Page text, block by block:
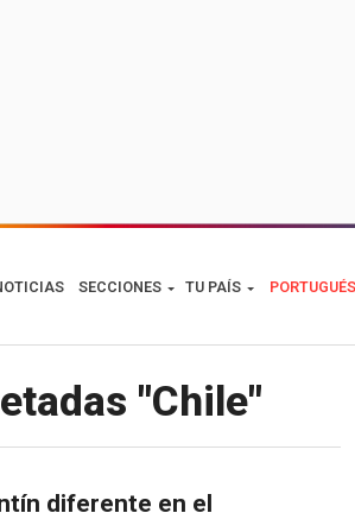
SECCIONES TU PAÍS
"Chile"
diferente en el